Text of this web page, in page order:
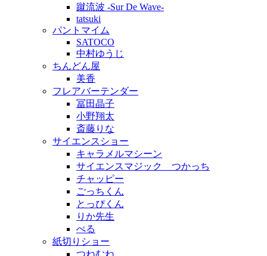
蹴流波 -Sur De Wave-
tatsuki
パントマイム
SATOCO
中村ゆうじ
ちんどん屋
美香
フレアバーテンダー
冨田晶子
小野翔太
斎藤りな
サイエンスショー
キャラメルマシーン
サイエンスマジック つかっち
チャッピー
ごっちくん
とっぴくん
りか先生
ぺる
紙切りショー
つねむね